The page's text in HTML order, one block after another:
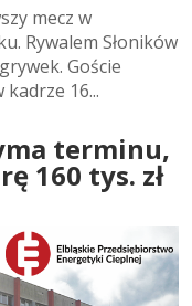
mecz w
Rywalem Słoników
Goście
16...
terminu,
160 tys. zł